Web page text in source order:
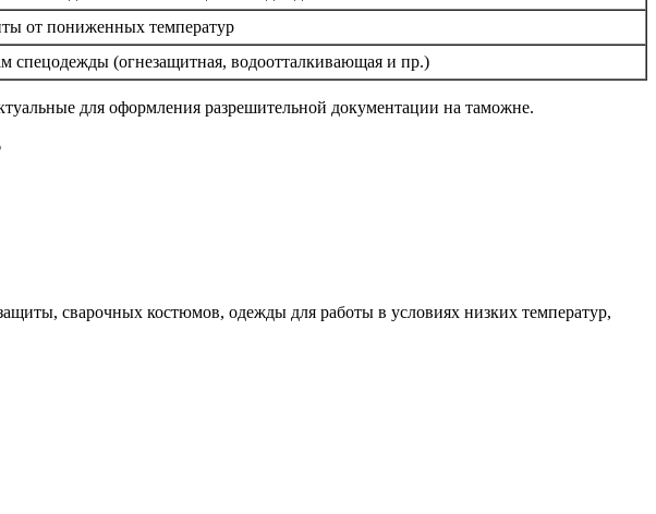
от пониженных температур
спецодежды (огнезащитная, водоотталкивающая и пр.)
для оформления разрешительной документации на таможне.
сварочных костюмов, одежды для работы в условиях низких температур,